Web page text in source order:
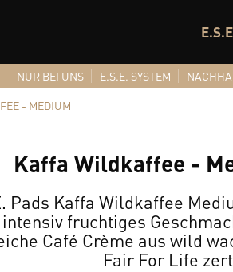
NUR BEI UNS E.S.E. SYSTEM
- MEDIUM
Kaffa Wildkaffee -
Pads Kaffa Wildkaffee
fruchtiges
Café Crème aus wild
Fair For Life